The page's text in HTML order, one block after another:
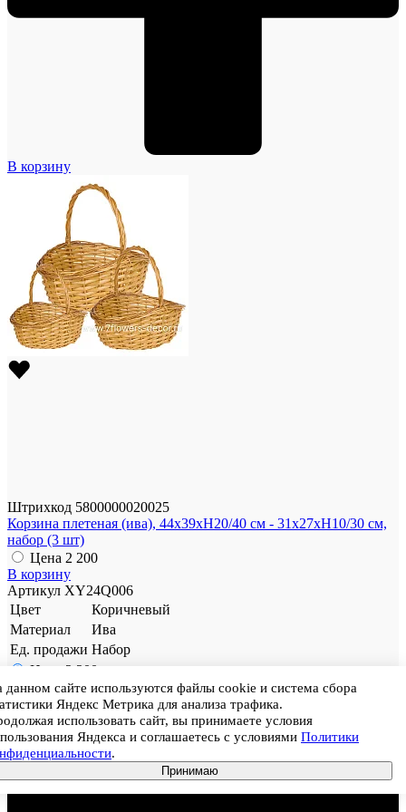
В корзину
Штрихкод 5800000020025
Корзина плетеная (ива), 44x39xH20/40 см - 31x27xH10/30 см,
набор (3 шт)
Цена 2 200
В корзину
Артикул XY24Q006
Цвет
Коричневый
Материал
Ива
Ед. продажи Набор
Цена
2 200
данном сайте используются файлы cookie и система сбора
Яндекс Метрика для анализа трафика.
использовать сайт, вы принимаете условия
Яндекса и соглашаетесь с условиями Политики
.
Принимаю